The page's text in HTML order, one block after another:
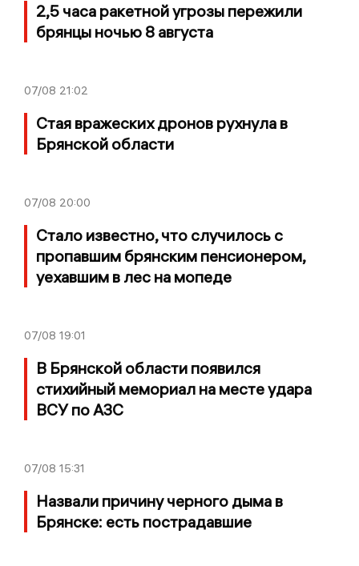
2,5 часа ракетной угрозы пережили
брянцы ночью 8 августа
07/08 21:02
Стая вражеских дронов рухнула в
Брянской области
07/08 20:00
Стало известно, что случилось с
пропавшим брянским пенсионером,
уехавшим в лес на мопеде
07/08 19:01
В Брянской области появился
стихийный мемориал на месте удара
ВСУ по АЗС
07/08 15:31
Назвали причину черного дыма в
Брянске: есть пострадавшие